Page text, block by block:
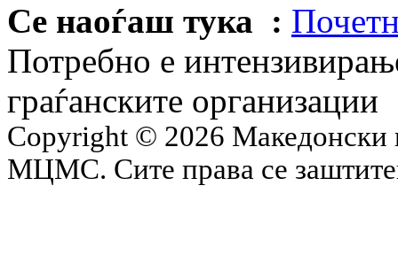
Се наоѓаш тука :
Потребно е
граѓанските организации
Copyright © 2026 Македонски
МЦМС. Сите права се